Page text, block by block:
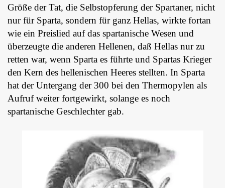
Größe der Tat, die Selbstopferung der Spartaner, nicht
nur für Sparta, sondern für ganz Hellas, wirkte fortan
wie ein Preislied auf das spartanische Wesen und
überzeugte die anderen Hellenen, daß Hellas nur zu
retten war, wenn Sparta es führte und Spartas Krieger
den Kern des hellenischen Heeres stellten. In Sparta
hat der Untergang der 300 bei den Thermopylen als
Aufruf weiter fortgewirkt, solange es noch
spartanische Geschlechter gab.